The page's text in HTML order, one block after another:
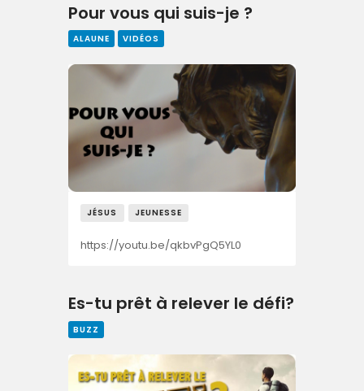
Pour vous qui suis-je ?
ALAUNE VIDÉOS
JÉSUS JEUNESSE
https://youtu.be/qkbvPgQ5YL0
Es-tu prêt à relever le défi?
BUZZ